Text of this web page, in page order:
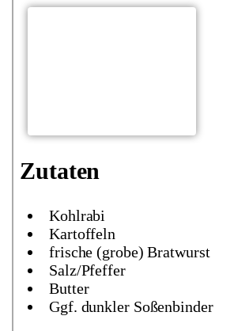
Zutaten
Kohlrabi
Kartoffeln
frische (grobe) Bratwurst
Salz/Pfeffer
Butter
Ggf. dunkler Soßenbinder